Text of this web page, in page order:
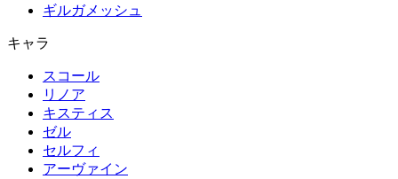
ギルガメッシュ
キャラ
スコール
リノア
キスティス
ゼル
セルフィ
アーヴァイン